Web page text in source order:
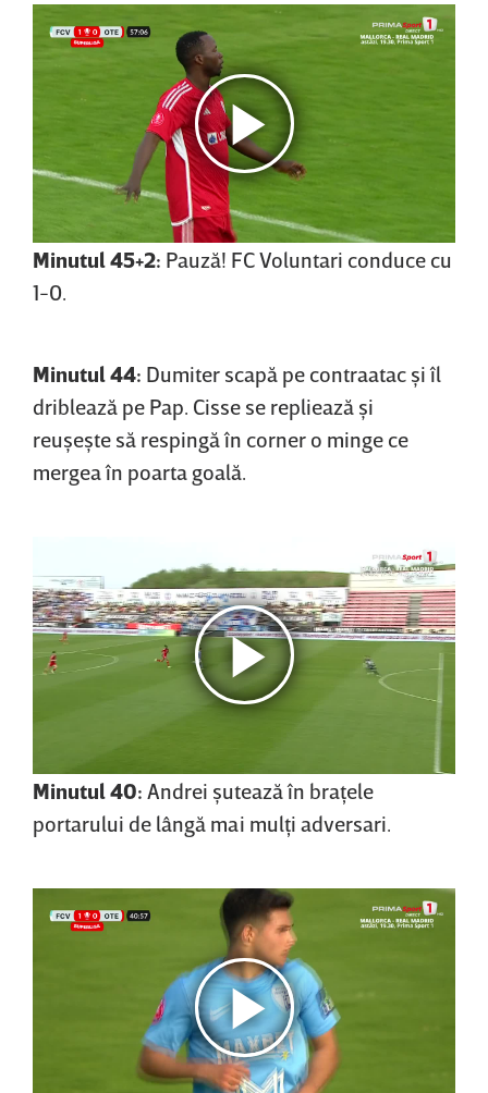
Minutul 45+2: Pauză! FC Voluntari conduce cu
1-0.
Minutul 44: Dumiter scapă pe contraatac şi îl
driblează pe Pap. Cisse se repliează şi
reuşeşte să respingă în corner o minge ce
mergea în poarta goală.
Minutul 40: Andrei şutează în braţele
portarului de lângă mai mulţi adversari.